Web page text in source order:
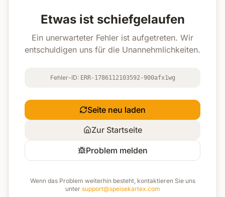
Etwas ist schiefgelaufen
Ein unerwarteter Fehler ist aufgetreten. Wir
entschuldigen uns für die Unannehmlichkeiten.
Fehler-ID: ERR-1786112103592-900afx1wg
Seite neu laden
Zur Startseite
Problem melden
Wenn das Problem weiterhin besteht, kontaktieren Sie uns
unter support@speisekartex.com